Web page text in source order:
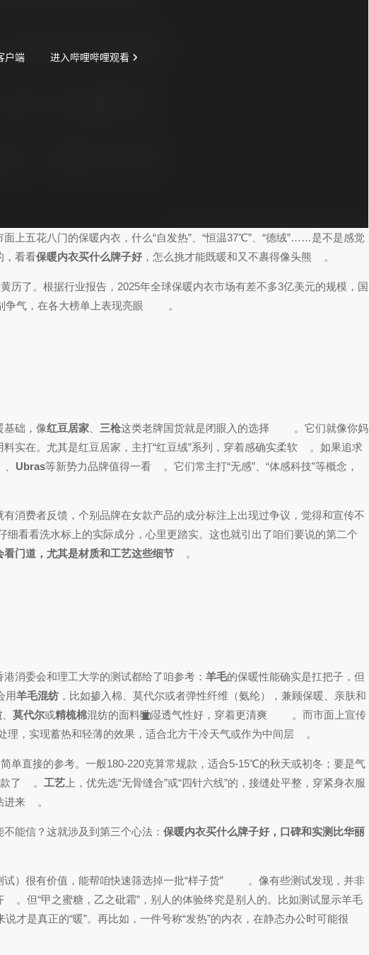
上五花八门的保暖内衣，什么“自发热”、“恒温37℃”、“德绒”……是不是感觉
，看看保暖内衣买什么牌子好 ，怎么挑才能既暖和又不裹得像头熊
5
。
历了。根据行业报告，2025年全球保暖内衣市场有差不多3亿美元的规模，国
1
争气，在各大榜单上表现亮眼
3
7
。
基础，像红豆居家 三枪这类老牌国货就是闭眼入的选择
3
7
。它们就像你妈
实在。尤其是红豆居家，主打“红豆绒”系列，穿着感确实柔软
3
。如果追求
Ubras等新势力品牌值得一看
3
。它们常主打“无感”、“体感科技”等概念，
3
消费者反馈，个别品牌在女款产品的成分标注上出现过争议，觉得和宣传不
10
细看看洗水标上的实际成分，心里更踏实。这也就引出了咱们要说的第二个
门道，尤其是材质和工艺这些细节
5
。
消委会和理工大学的测试都给了咱参考： 羊毛的保暖性能确实是扛把子，但
6
用羊毛混纺 ，比如掺入棉、莫代尔或者弹性纤维（氨纶），兼顾保暖、亲肤和
6
、莫代尔或精梳棉混纺的面料吸湿透气性好，穿着更清爽
5
6
。而市面上宣传
理，实现蓄热和轻薄的效果，适合北方干冷天气或作为中间层
5
。
简单直接的参考。一般180-220克算常规款，适合5-15℃的秋天或初冬；要是气
了
5
。工艺 上，优先选“无骨缝合”或“四针六线”的，接缝处平整，穿紧身衣服
进来
5
。
能信？这就涉及到第三个心法： 保暖内衣买什么牌子好，口碑和实测比华丽
）很有价值，能帮咱快速筛选掉一批“样子货”
4
6
。像有些测试发现，并非
4
。但“甲之蜜糖，乙之砒霜”，别人的体验终究是别人的。比如测试显示羊毛
6
才是真正的“暖”。再比如，一件号称“发热”的内衣，在静态办公时可能很
5
9
9
5
6
3
7
3
5
8
3
6
8